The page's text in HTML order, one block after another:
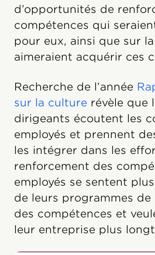
d’opportunités de
compétences qui
pour eux, ainsi que sur
aimeraient acquérir ces
Recherche de l’année
sur la culture révèle que
dirigeants écoutent les
employés et prennent
les intégrer dans les
renforcement des
employés se sentent
de leurs programmes
des compétences et
leur entreprise plus